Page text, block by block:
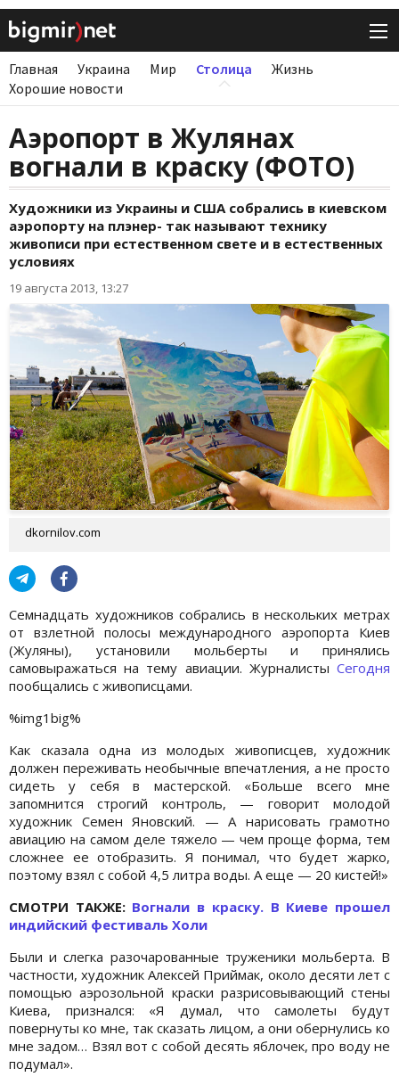
Главная Украина Мир Столица
Жизнь
Хорошие новости
Аэропорт в Жулянах
вогнали в краску (ФОТО)
Художники из Украины и США собрались в киевском
аэропорту на плэнер- так называют технику
живописи при естественном свете и в естественных
условиях
19 августа 2013, 13:27
dkornilov.com
Семнадцать художников собрались в нескольких метрах
от взлетной полосы международного аэропорта Киев
(Жуляны), установили мольберты и принялись
самовыражаться на тему авиации. Журналисты Сегодня
пообщались с живописцами.
%img1big%
Как сказала одна из молодых живописцев, художник
должен переживать необычные впечатления, а не просто
сидеть у себя в мастерской. «Больше всего мне
запомнится строгий контроль, — говорит молодой
художник Семен Яновский. — А нарисовать грамотно
авиацию на самом деле тяжело — чем проще форма, тем
сложнее ее отобразить. Я понимал, что будет жарко,
поэтому взял с собой 4,5 литра воды. А еще — 20 кистей!»
СМОТРИ ТАКЖЕ: Вогнали в краску. В Киеве прошел
индийский фестиваль Холи
Были и слегка разочарованные труженики мольберта. В
частности, художник Алексей Приймак, около десяти лет с
помощью аэрозольной краски разрисовывающий стены
Киева, признался: «Я думал, что самолеты будут
повернуты ко мне, так сказать лицом, а они обернулись ко
мне задом… Взял вот с собой десять яблочек, про воду не
подумал».